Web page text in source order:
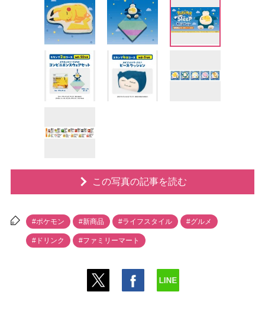
この写真の記事を読む
#ポケモン #新商品 #ライフスタイル #グルメ
#ドリンク #ファミリーマート